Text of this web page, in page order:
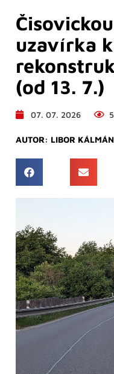
uzavírka
(od 13. 7.)
07. 07. 2026
AUTOR: LIBOR KÁLMÁN